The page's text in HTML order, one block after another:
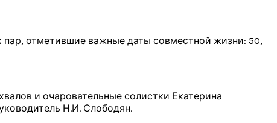
отметившие важные даты совместной жизни: 50,
и очаровательные солистки Екатерина
Н.И. Слободян.